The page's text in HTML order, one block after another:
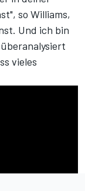
so Williams,
Und ich bin
vieles